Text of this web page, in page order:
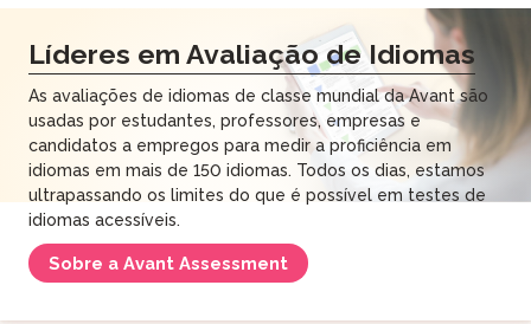
Líderes em Avaliação de Idiomas
As avaliações de idiomas de classe mundial da Avant são
usadas por estudantes, professores, empresas e
candidatos a empregos para medir a proficiência em
idiomas em mais de 150 idiomas. Todos os dias, estamos
ultrapassando os limites do que é possível em testes de
idiomas acessíveis.
Sobre a Avant Assessment